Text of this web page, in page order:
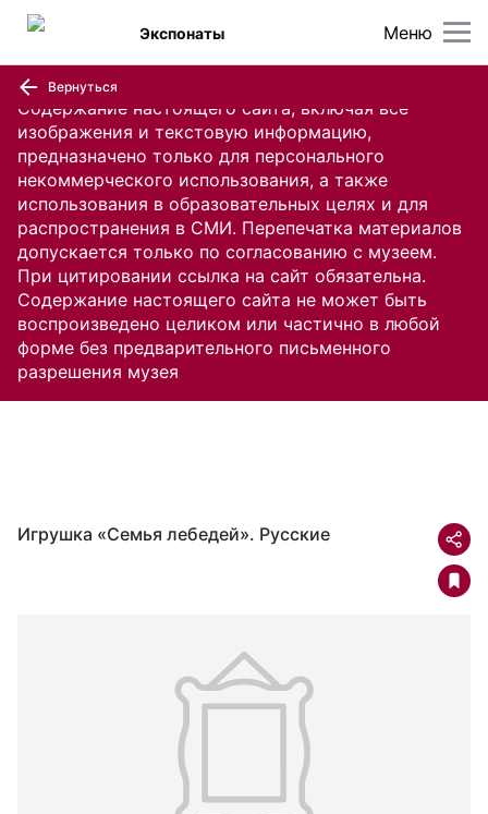
Содержание настоящего сайта, включая все
изображения и текстовую информацию,
предназначено только для персонального
некоммерческого использования, а также
использования в образовательных целях и для
распространения в СМИ. Перепечатка материалов
допускается только по согласованию с музеем.
При цитировании ссылка на сайт обязательна.
Содержание настоящего сайта не может быть
воспроизведено целиком или частично в любой
форме без предварительного письменного
разрешения музея
Меню
Экспонаты
Вернуться
Игрушка «Семья лебедей». Русские